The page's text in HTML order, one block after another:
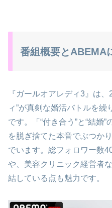
番組概要とABEMA
『ガールオアレディ3』は
ィ”が真剣な婚活バトルを
です。「“付き合う”と“結婚
を脱ぎ捨てた本音でぶつか
でいます。総フォロワー数
や、美容クリニック経営者
結している点も魅力です。